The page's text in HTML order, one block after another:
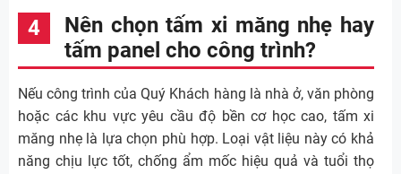
Nên chọn tấm xi măng nhẹ hay
tấm panel cho công trình?
Nếu công trình của Quý Khách hàng là nhà ở, văn phòng
hoặc các khu vực yêu cầu độ bền cơ học cao, tấm xi
măng nhẹ là lựa chọn phù hợp. Loại vật liệu này có khả
năng chịu lực tốt, chống ẩm mốc hiệu quả và tuổi thọ